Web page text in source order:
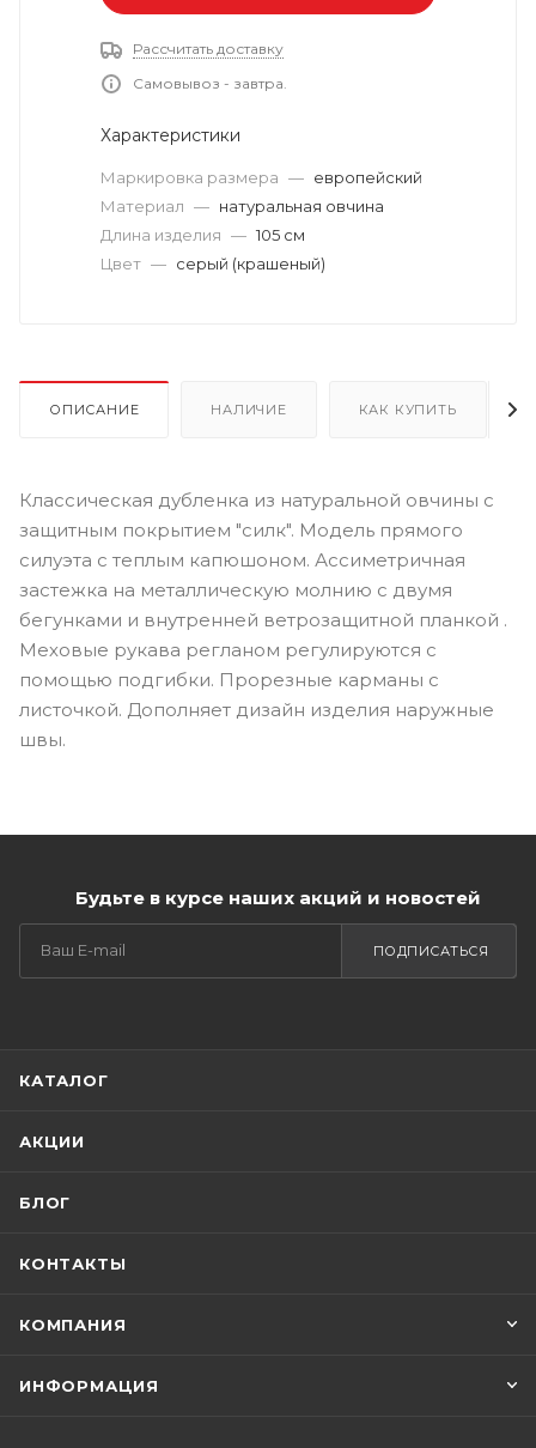
Рассчитать доставку
Самовывоз - завтра.
Характеристики
Маркировка размера — европейский
Материал — натуральная овчина
Длина изделия — 105 см
Цвет — серый (крашеный)
ОПИСАНИЕ НАЛИЧИЕ КАК КУПИТЬ
Классическая дубленка из натуральной овчины с
защитным покрытием "силк". Модель прямого
силуэта с теплым капюшоном. Ассиметричная
застежка на металлическую молнию с двумя
бегунками и внутренней ветрозащитной планкой .
Меховые рукава регланом регулируются с
помощью подгибки. Прорезные карманы с
листочкой. Дополняет дизайн изделия наружные
швы.
Будьте в курсе наших акций и новостей
ПОДПИСАТЬСЯ
КАТАЛОГ
АКЦИИ
БЛОГ
КОНТАКТЫ
КОМПАНИЯ
ИНФОРМАЦИЯ